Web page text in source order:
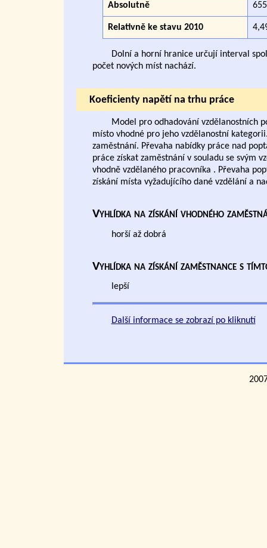
Absolutně
Relativně ke stavu 2010
Dolní a horní hranice určují interval
počet nových míst nachází.
Koeficienty napětí na trhu práce
Model pro odhadování vzdělanostních
místo vhodné pro jeho vzdělanostní
zaměstnání. Převaha nabídky práce nad
práce získat zaměstnání v souladu se svým
vhodně vzdělaného pracovníka . Převaha
získání místa vyžadujícího dané vzdělání a
Vyhlídka na získání vhodného
horší až dobrá
Vyhlídka na získání zaměstnance s
lepší
Další informace se zobrazí po kliknutí